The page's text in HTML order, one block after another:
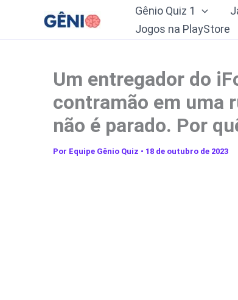
o
Gênio Quiz 1
Jogos na PlayStore
Um entregador do
contramão em uma
não é parado. Por
Por Equipe Gênio Quiz • 18 de outubro de 2023